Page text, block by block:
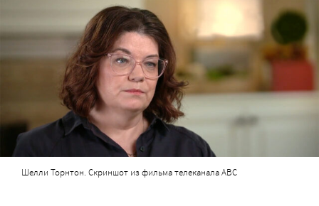
Шелли Торнтон. Скриншот из фильма телеканала ABC